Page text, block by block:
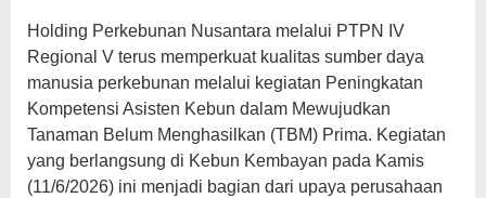
Holding Perkebunan Nusantara melalui PTPN IV
Regional V terus memperkuat kualitas sumber daya
manusia perkebunan melalui kegiatan Peningkatan
Kompetensi Asisten Kebun dalam Mewujudkan
Tanaman Belum Menghasilkan (TBM) Prima. Kegiatan
yang berlangsung di Kebun Kembayan pada Kamis
(11/6/2026) ini menjadi bagian dari upaya perusahaan